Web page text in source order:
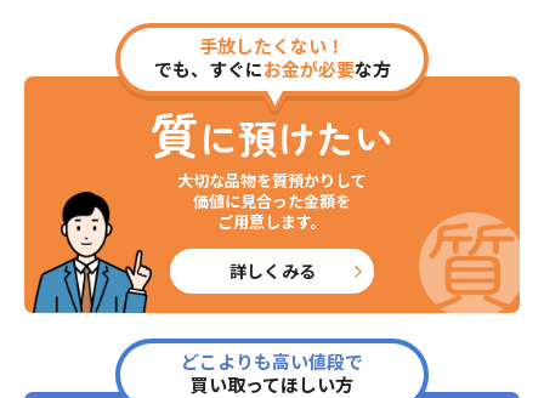
手放したくない！
でも、すぐにお金が必要な方
質に預けたい
大切な品物を質預かりして
価値に見合った金額を
ご用意します。
詳しくみる
どこよりも高い値段で
買い取ってほしい方